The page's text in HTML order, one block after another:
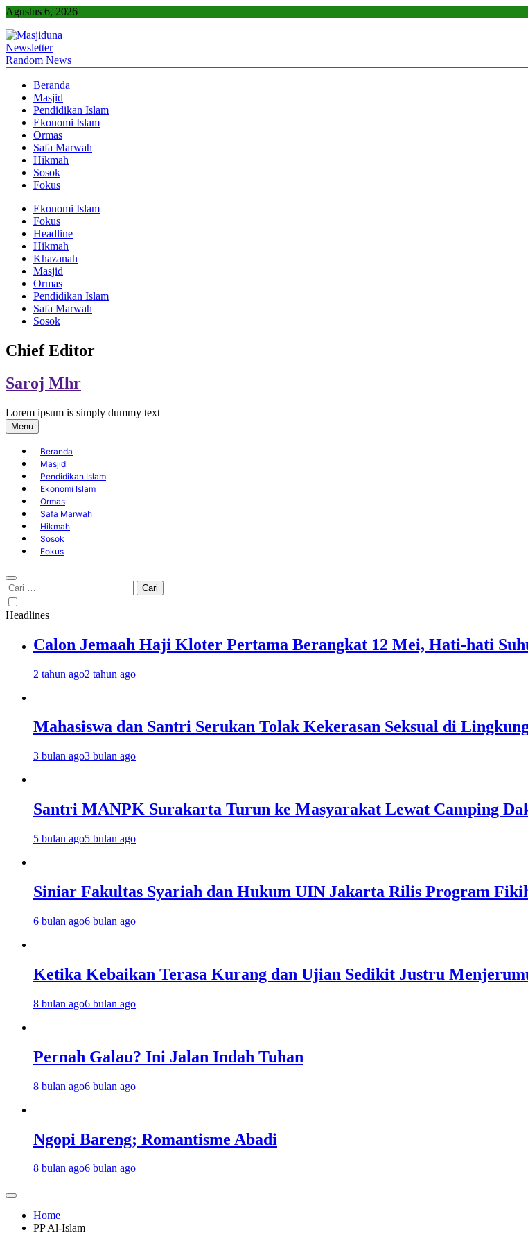
Skip
content
Agustus 6, 2026
Masjiduna
Referensi Berita Islam Indonesia
Newsletter
Random News
Beranda
Masjid
Pendidikan Islam
Ekonomi Islam
Ormas
Safa Marwah
Hikmah
Sosok
Fokus
Ekonomi Islam
Fokus
Headline
Hikmah
Khazanah
Masjid
Ormas
Pendidikan Islam
Safa Marwah
Sosok
Chief Editor
Saroj Mhr
Lorem ipsum is simply dummy text
Menu
Beranda
Masjid
Pendidikan Islam
Ekonomi Islam
Ormas
Safa Marwah
Hikmah
Sosok
Fokus
Cari
untuk:
Headlines
Calon Jemaah Haji Kloter Pertama Berangkat 12 Mei, Hati-hati
2 tahun ago2 tahun ago
Mahasiswa dan Santri Serukan Tolak Kekerasan Seksual di
3 bulan ago3 bulan ago
Santri MANPK Surakarta Turun ke Masyarakat Lewat Camping
5 bulan ago5 bulan ago
Siniar Fakultas Syariah dan Hukum UIN Jakarta Rilis Program
6 bulan ago6 bulan ago
Ketika Kebaikan Terasa Kurang dan Ujian Sedikit Justru
8 bulan ago6 bulan ago
Pernah Galau? Ini Jalan Indah Tuhan
8 bulan ago6 bulan ago
Ngopi Bareng; Romantisme Abadi
8 bulan ago6 bulan ago
Home
PP Al-Islam